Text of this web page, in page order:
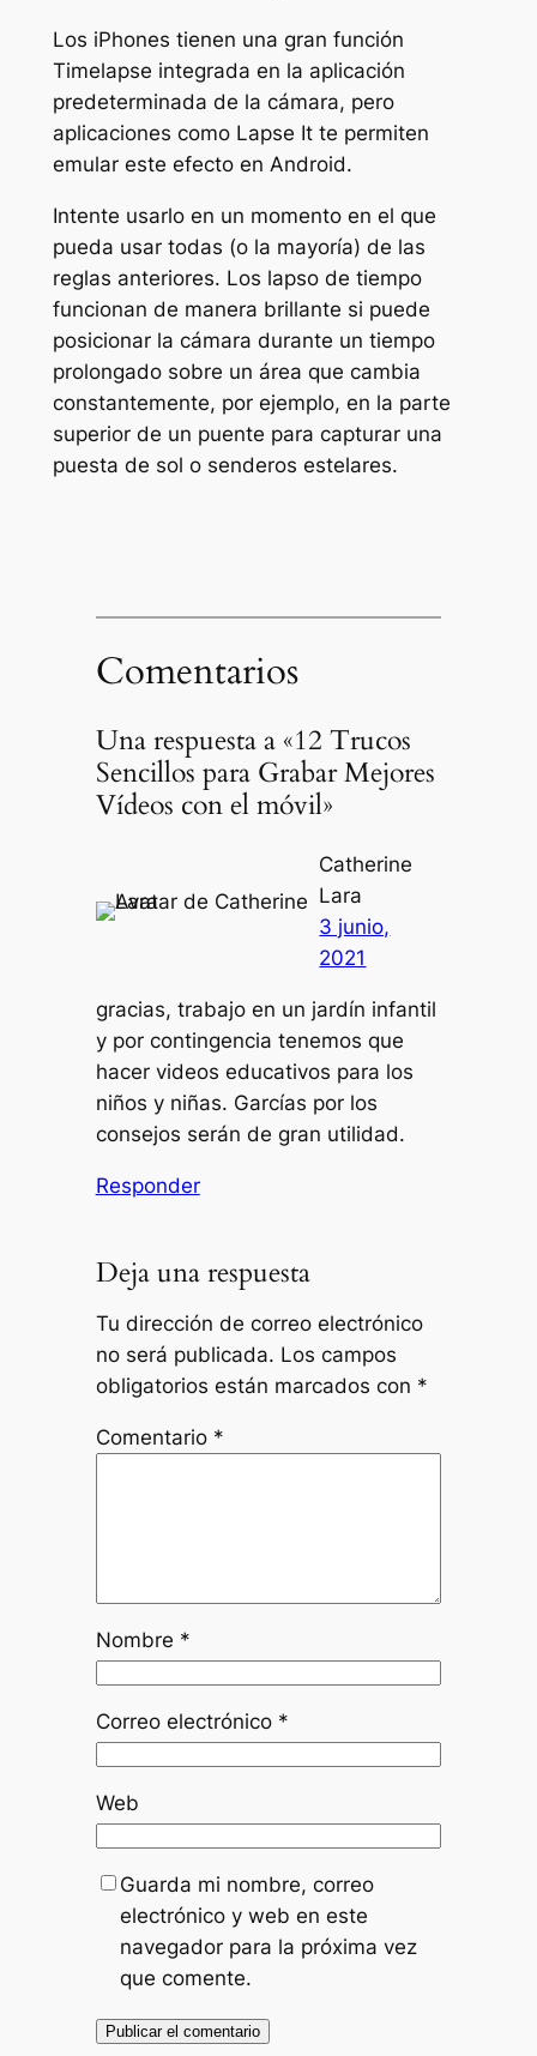
Los iPhones tienen una gran función
Timelapse integrada en la aplicación
predeterminada de la cámara, pero
aplicaciones como Lapse It te permiten
emular este efecto en Android.
Intente usarlo en un momento en el que
pueda usar todas (o la mayoría) de las
reglas anteriores. Los lapso de tiempo
funcionan de manera brillante si puede
posicionar la cámara durante un tiempo
prolongado sobre un área que cambia
constantemente, por ejemplo, en la parte
superior de un puente para capturar una
puesta de sol o senderos estelares.
Comentarios
Una respuesta a «12 Trucos
Sencillos para Grabar Mejores
Vídeos con el móvil»
Catherine
Lara
3 junio,
2021
gracias, trabajo en un jardín infantil
y por contingencia tenemos que
hacer videos educativos para los
niños y niñas. Garcías por los
consejos serán de gran utilidad.
Responder
Deja una respuesta
Tu dirección de correo electrónico
no será publicada. Los campos
obligatorios están marcados con *
Comentario *
Nombre *
Correo electrónico *
Web
Guarda mi nombre, correo
electrónico y web en este
navegador para la próxima vez
que comente.